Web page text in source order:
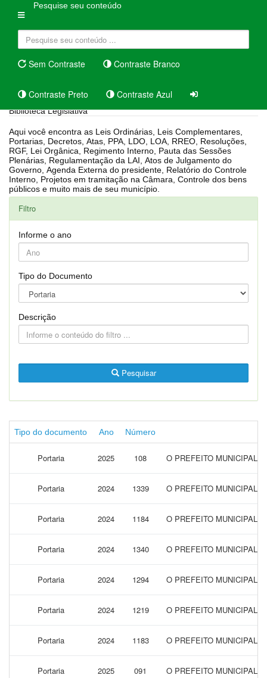
Pesquise seu conteúdo
Sem Contraste Contraste Branco
Contraste Preto Contraste Azul
Biblioteca Legislativa
Aqui você encontra as Leis Ordinárias, Leis Complementares,
Portarias, Decretos, Atas, PPA, LDO, LOA, RREO, Resoluções,
RGF, Lei Orgânica, Regimento Interno, Pauta das Sessões
Plenárias, Regulamentação da LAI, Atos de Julgamento do
Governo, Agenda Externa do presidente, Relatório do Controle
Interno, Projetos em tramitação na Câmara, Controle dos bens
públicos e muito mais de seu município.
Filtro
Informe o ano
Tipo do Documento
Descrição
Pesquisar
Tipo do documento Ano Número
Portaria 2025 108 O PREFEITO MUNICIPAL
Portaria 2024 1339 O PREFEITO MUNICIPAL
Portaria 2024 1184 O PREFEITO MUNICIPAL
Portaria 2024 1340 O PREFEITO MUNICIPAL
Portaria 2024 1294 O PREFEITO MUNICIPAL
Portaria 2024 1219 O PREFEITO MUNICIPAL
Portaria 2024 1183 O PREFEITO MUNICIPAL
Portaria 2025 091 O PREFEITO MUNICIPAL